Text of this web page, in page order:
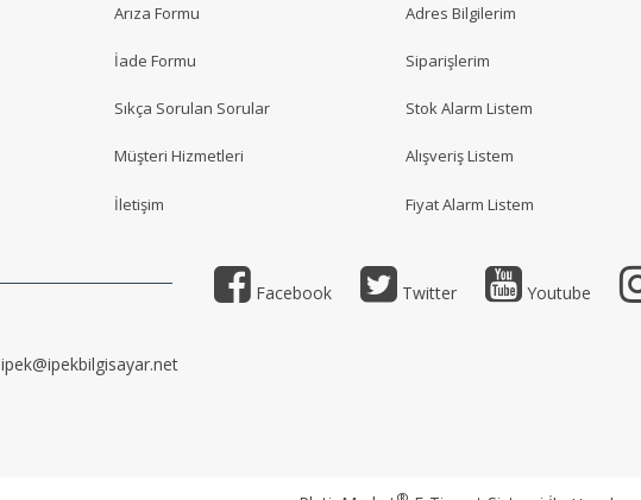
Arıza Formu
İade Formu
Sıkça Sorulan Sorular
Müşteri Hizmetleri
İletişim
Adres Bilgilerim
Siparişlerim
Stok Alarm Listem
Alışveriş Listem
Fiyat Alarm Listem
Facebook Twitter Youtube
ipek@ipekbilgisayar.net